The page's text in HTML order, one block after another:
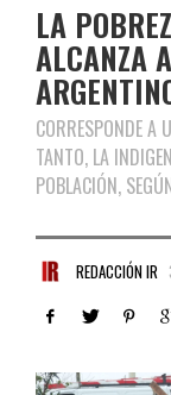
LA
ALCANZA
CORRESPONDE A
TANTO, LA
POBLACIÓN,
REDACCIÓN IR